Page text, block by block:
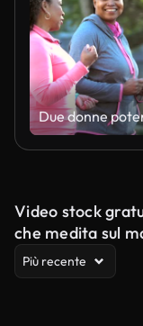
Video stock
che medita sul
Più recente